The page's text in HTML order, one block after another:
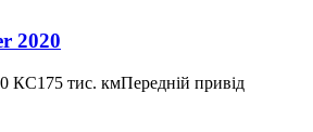
2020
КС175 тис. кмПередній привід